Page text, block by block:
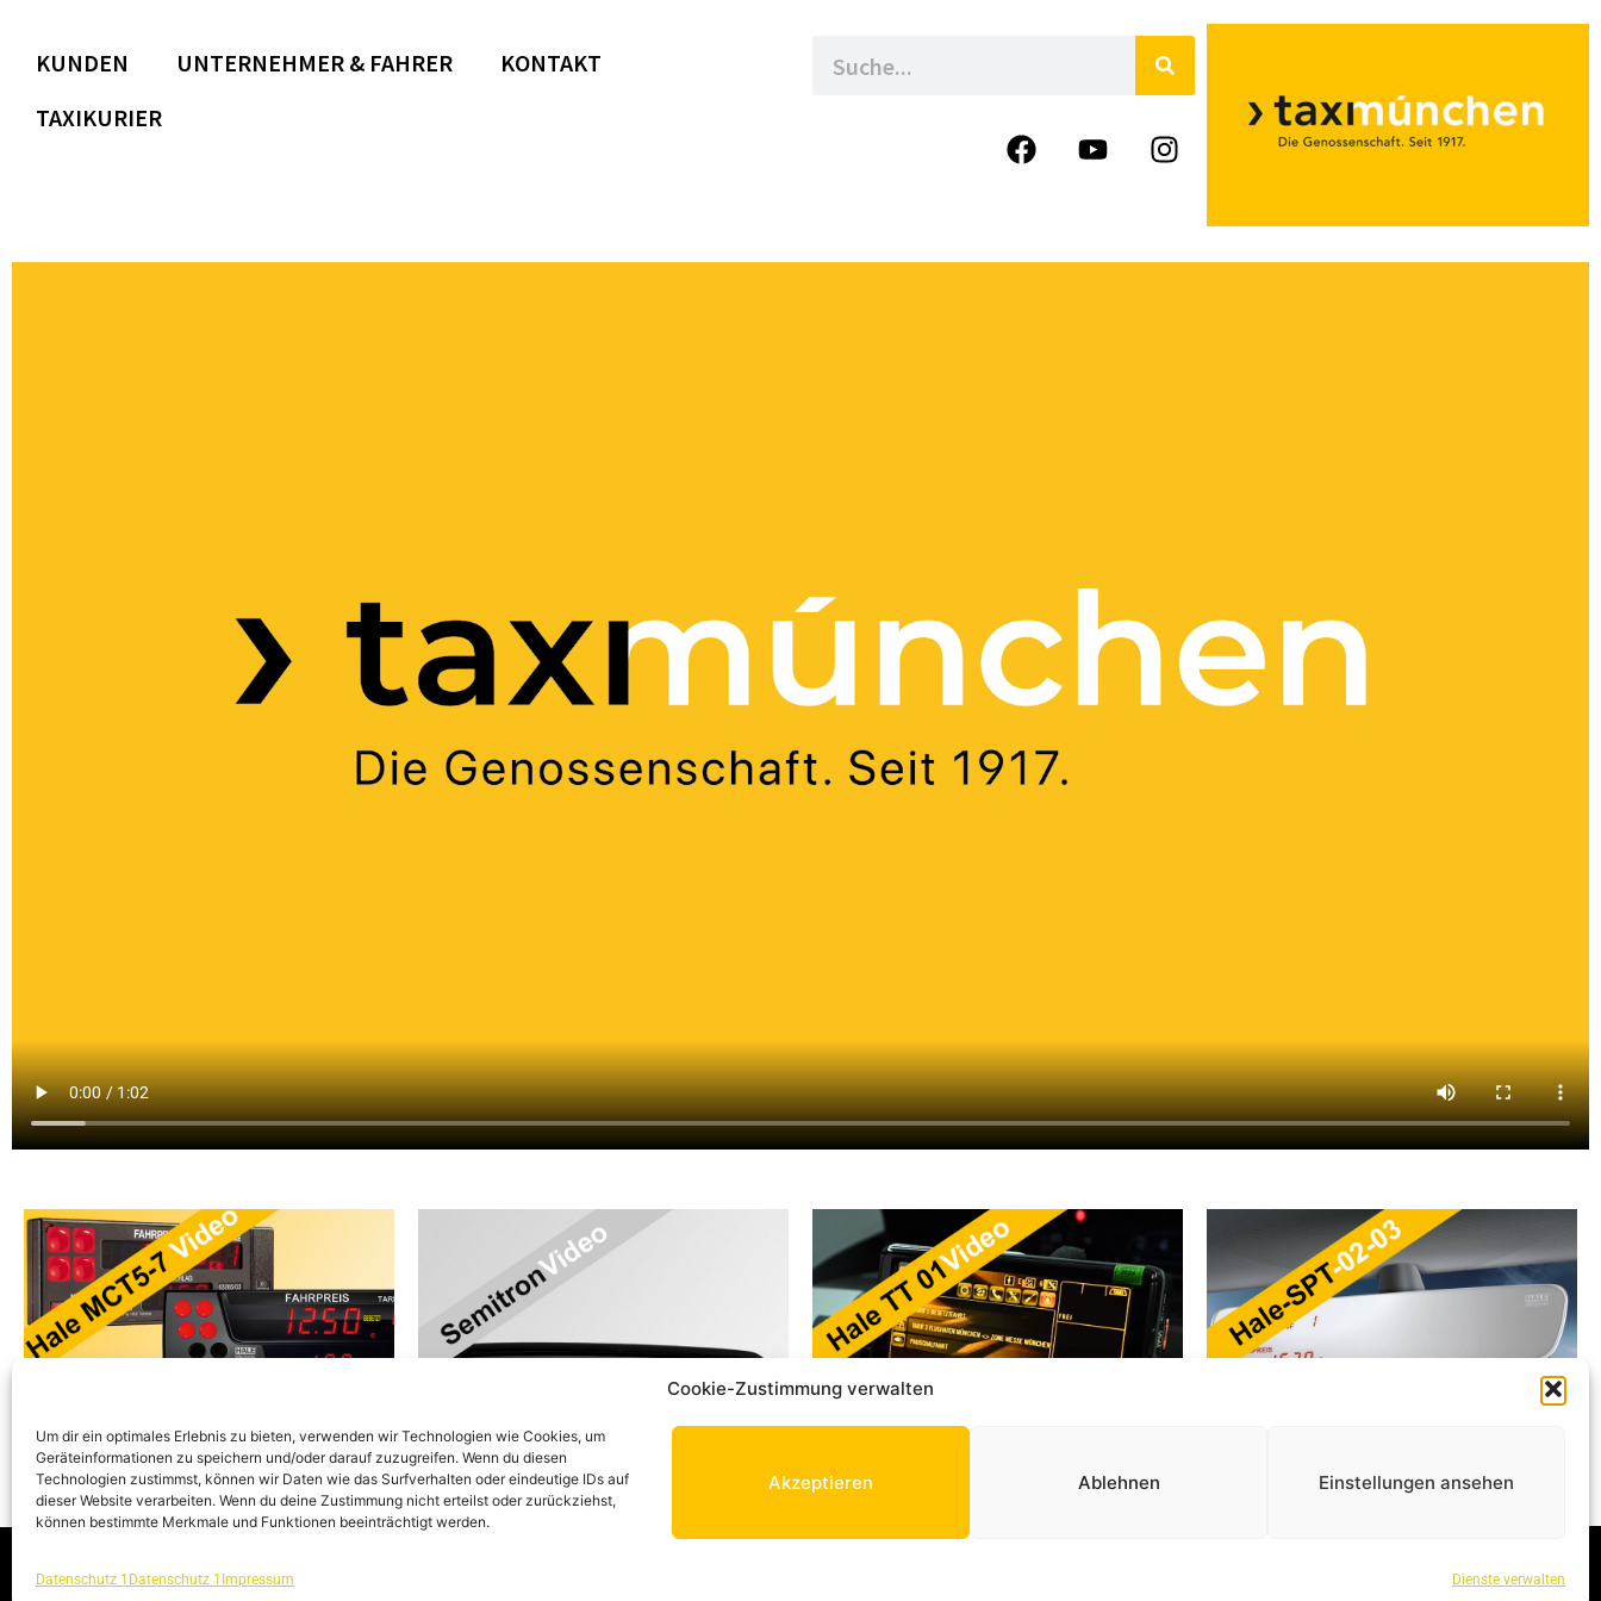
Cookie-Zustimmung verwalten
Um dir ein optimales Erlebnis zu bieten, verwenden wir Technologien wie Cookies, um
Geräteinformationen zu speichern und/oder darauf zuzugreifen. Wenn du diesen
Technologien zustimmst, können wir Daten wie das Surfverhalten oder eindeutige IDs auf
dieser Website verarbeiten. Wenn du deine Zustimmung nicht erteilst oder zurückziehst,
können bestimmte Merkmale und Funktionen beeinträchtigt werden.
Dienste verwalten
Akzeptieren Ablehnen Einstellungen ansehen
Datenschutz 1 Datenschutz 1 Impressum
KUNDEN UNTERNEHMER & FAHRER
KONTAKT
TAXIKURIER
KONTAKT